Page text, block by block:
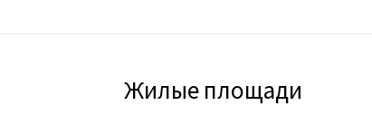
Жилые площади